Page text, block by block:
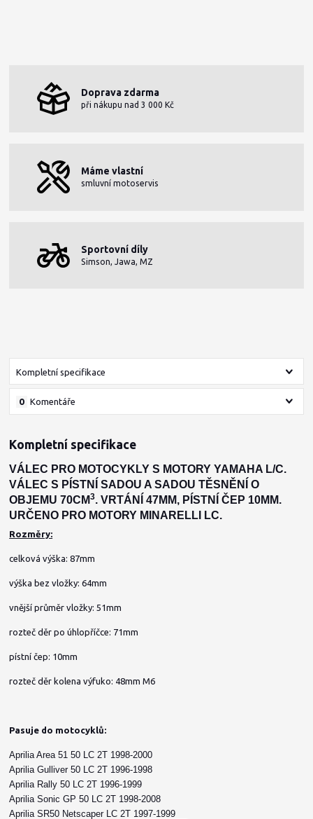
Doprava zdarma
při nákupu nad 3 000 Kč
Máme vlastní
smluvní motoservis
Sportovní díly
Simson, Jawa, MZ
Kompletní specifikace
Komentáře
0
Kompletní specifikace
VÁLEC PRO MOTOCYKLY S MOTORY YAMAHA L/C.
VÁLEC S PÍSTNÍ SADOU A SADOU TĚSNĚNÍ O
OBJEMU 70CM3. VRTÁNÍ 47MM, PÍSTNÍ ČEP 10MM.
URČENO PRO MOTORY MINARELLI LC.
Rozměry:
celková výška: 87mm
výška bez vložky: 64mm
vnější průměr vložky: 51mm
rozteč děr po úhlopříčce: 71mm
pístní čep: 10mm
rozteč děr kolena výfuko: 48mm M6
Pasuje do motocyklů:
Aprilia Area 51 50 LC 2T 1998-2000
Aprilia Gulliver 50 LC 2T 1996-1998
Aprilia Rally 50 LC 2T 1996-1999
Aprilia Sonic GP 50 LC 2T 1998-2008
Aprilia SR50 Netscaper LC 2T 1997-1999